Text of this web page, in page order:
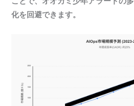
化を回避できます。